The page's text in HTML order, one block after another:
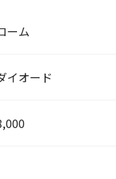
ーム
イオード